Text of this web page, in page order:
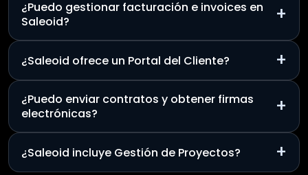
¿Puedo gestionar facturación e invoices en
Saleoid?
+
¿Saleoid ofrece un Portal del Cliente? +
¿Puedo enviar contratos y obtener firmas
electrónicas?
+
¿Saleoid incluye Gestión de Proyectos? +